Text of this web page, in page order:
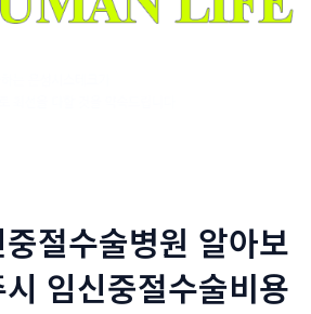
절수술병원 알아보
임신중절수술비용